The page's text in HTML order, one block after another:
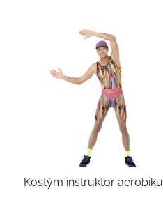
Kostým instruktor aerobiku